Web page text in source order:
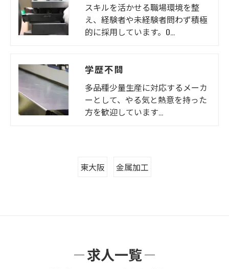
スキルを活かせる職場環境を整
え、経験者や未経験者問わず積極
的に採用しています。O…
学歴不問
多品種少量生産に対応するメーカ
ーとして、やる気と熱意を持った
方を歓迎しています…
東大阪 金属加工
求人一覧